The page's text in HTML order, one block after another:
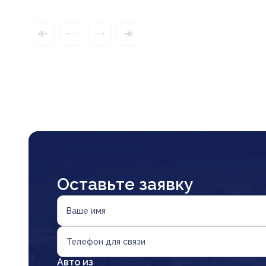
Оставьте заявку
Ваше имя
Телефон для связи
Авто из